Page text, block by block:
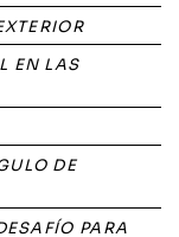
EN LAS
DE
PARA